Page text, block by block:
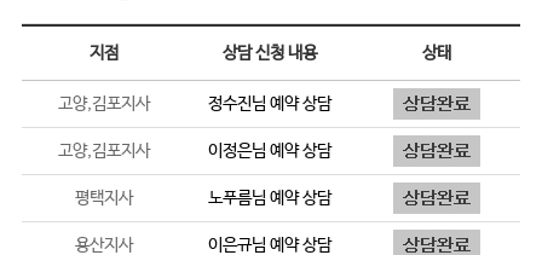
지점 상담 신청 내용 상태
고양,김포지사 정수진님 예약 상담
고양,김포지사 이정은님 예약 상담
평택지사 노푸름님 예약 상담
용산지사 이은규님 예약 상담